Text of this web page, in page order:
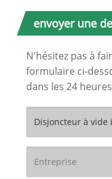
envoyer une
N'hésitez pas à
formulaire ci-
dans les 24